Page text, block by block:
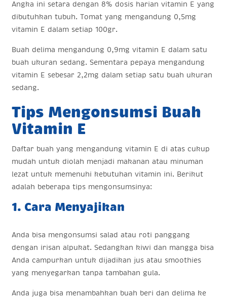
Angka ini setara dengan 8% dosis harian vitamin E yang
dibutuhkan tubuh. Tomat yang mengandung 0,5mg
vitamin E dalam setiap 100gr.
Buah delima mengandung 0,9mg vitamin E dalam satu
buah ukuran sedang. Sementara pepaya mengandung
vitamin E sebesar 2,2mg dalam setiap satu buah ukuran
sedang.
Tips Mengonsumsi Buah
Vitamin E
Daftar buah yang mengandung vitamin E di atas cukup
mudah untuk diolah menjadi makanan atau minuman
lezat untuk memenuhi kebutuhan vitamin ini. Berikut
adalah beberapa tips mengonsumsinya:
1. Cara Menyajikan
Anda bisa mengonsumsi salad atau roti panggang
dengan irisan alpukat. Sedangkan kiwi dan mangga bisa
Anda campurkan untuk dijadikan jus atau smoothies
yang menyegarkan tanpa tambahan gula.
Anda juga bisa menambahkan buah beri dan delima ke